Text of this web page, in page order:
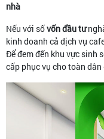
nhà
Nếu với sốvốn đầu tư
kinh doanh cả dịch vụ
Để đem đến khu vực sinh
cấp phục vụ cho toàn